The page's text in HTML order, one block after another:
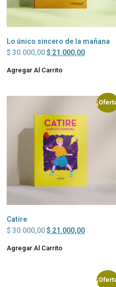
Lo único sincero de la mañana
$ 30.000,00$ 21.000,00
Agregar Al Carrito
Catire
$ 30.000,00$ 21.000,00
Agregar Al Carrito